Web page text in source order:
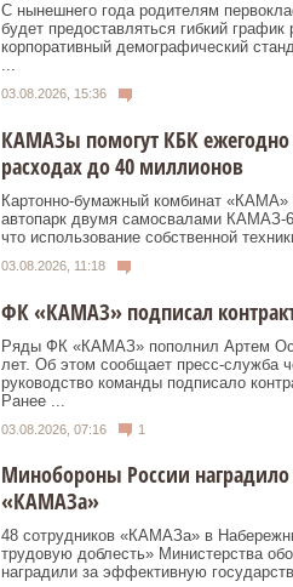
С нынешнего года родителям
будет предоставляться гибкий
корпоративный демографический
...
03.08.2026, 15:36
КАМАЗы помогут КБК ежегодно
расходах до 40 миллионов
Картонно-бумажный комбинат «КАМА»
автопарк двумя самосвалами КАМАЗ-
что использование собственной
03.08.2026, 11:18
ФК «КАМАЗ» подписал
Ряды ФК «КАМАЗ» пополнил Артем
лет. Об этом сообщает пресс-служба
руководство команды подписало
Ранее ...
03.08.2026, 07:16 1
Минобороны России наградило
«КАМАЗа»
48 сотрудников «КАМАЗа» в
трудовую доблесть» Министерства
наградили за эффективную